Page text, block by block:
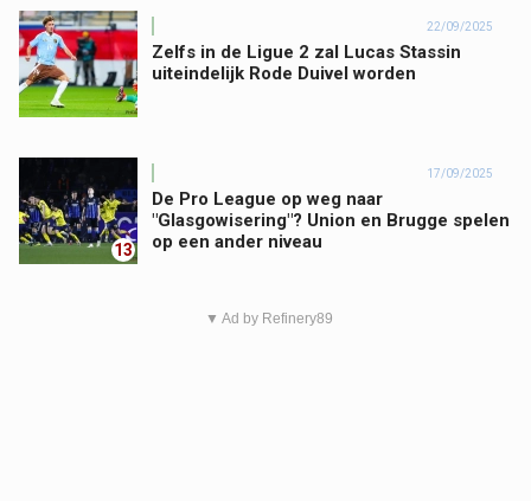
22/09/2025
Zelfs in de Ligue 2 zal Lucas Stassin
uiteindelijk Rode Duivel worden
13
17/09/2025
De Pro League op weg naar
"Glasgowisering"? Union en Brugge spelen
op een ander niveau
▼ Ad by Refinery89